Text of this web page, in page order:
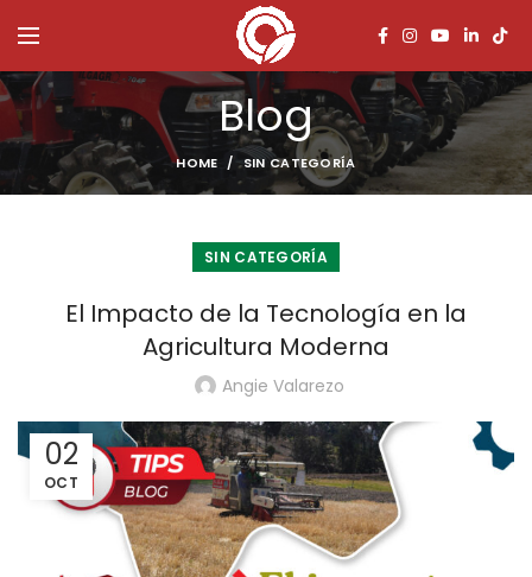
Blog
HOME SIN CATEGORÍA
SIN CATEGORÍA
El Impacto de la Tecnología en la
Agricultura Moderna
Angie Valarezo
02
OCT